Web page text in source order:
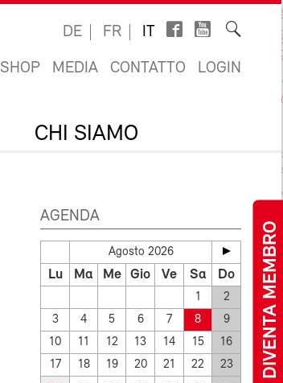
DIVENTA MEMBRO
DE FR IT
SHOP MEDIA CONTATTO LOGIN
CHI SIAMO
AGENDA
Agosto 2026
Lu Ma Me Gio Ve Sa Do
1
2
3
4 5 6 7 8
9
10
11 12 13 14 15
16
17
18 19 20 21 22 23